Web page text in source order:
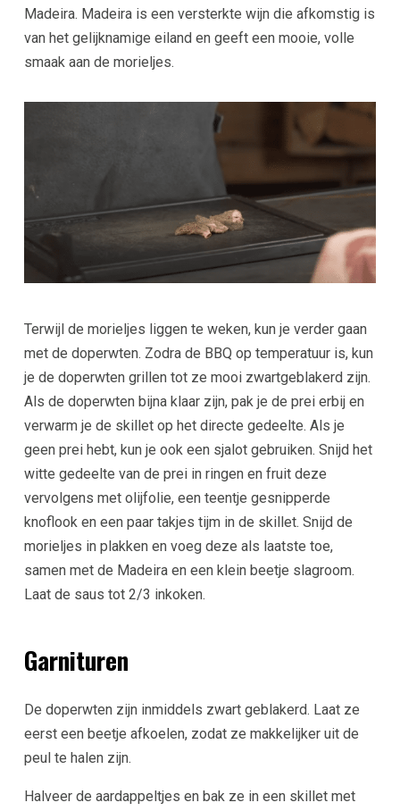
Madeira. Madeira is een versterkte wijn die afkomstig is
van het gelijknamige eiland en geeft een mooie, volle
smaak aan de morieljes.
Terwijl de morieljes liggen te weken, kun je verder gaan
met de doperwten. Zodra de BBQ op temperatuur is, kun
je de doperwten grillen tot ze mooi zwartgeblakerd zijn.
Als de doperwten bijna klaar zijn, pak je de prei erbij en
verwarm je de skillet op het directe gedeelte. Als je
geen prei hebt, kun je ook een sjalot gebruiken. Snijd het
witte gedeelte van de prei in ringen en fruit deze
vervolgens met olijfolie, een teentje gesnipperde
knoflook en een paar takjes tijm in de skillet. Snijd de
morieljes in plakken en voeg deze als laatste toe,
samen met de Madeira en een klein beetje slagroom.
Laat de saus tot 2/3 inkoken.
Garnituren
De doperwten zijn inmiddels zwart geblakerd. Laat ze
eerst een beetje afkoelen, zodat ze makkelijker uit de
peul te halen zijn.
Halveer de aardappeltjes en bak ze in een skillet met